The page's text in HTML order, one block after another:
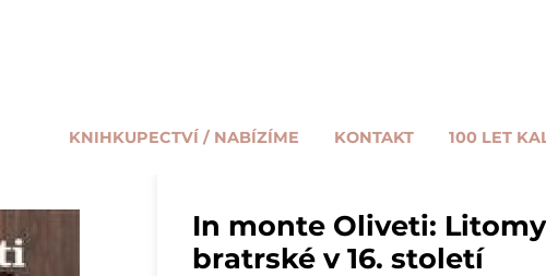
KNIHKUPECTVÍ / NABÍZÍME KONTAKT 100 LET
In monte Oliveti:
bratrské v 16. století